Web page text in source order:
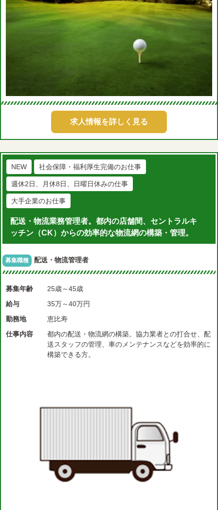
求人情報を詳しく見る
NEW 社会保障・福利厚生完備のお仕事
週休2日、月休8日、日曜日休みの仕事
大手企業のお仕事
配送・物流業務管理者。都内の店舗間、セントラルキ
ッチン（CK）からの効率的な物流網の構築・管理。
募集職種 配送・物流管理者
募集年齢
25歳～45歳
給与
35万～40万円
勤務地
恵比寿
仕事内容
都内の配送・物流網の構築。協力業者との打合せ、配
送スタッフの管理、車のメンテナンスなどを効率的に
構築できる方。